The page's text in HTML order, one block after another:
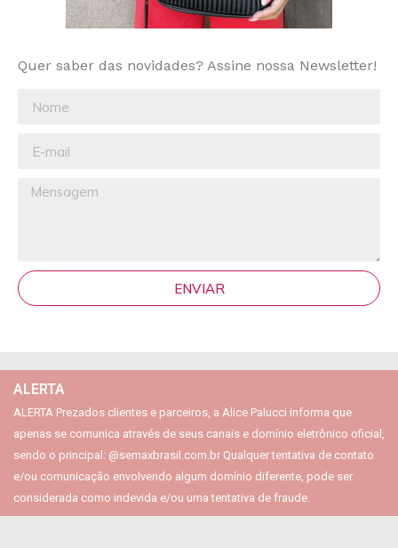
Quer saber das novidades? Assine nossa Newsletter!
ENVIAR
ALERTA
ALERTA Prezados clientes e parceiros, a Alice Palucci informa que
apenas se comunica através de seus canais e domínio eletrônico oficial,
sendo o principal: @semaxbrasil.com.br Qualquer tentativa de contato
e/ou comunicação envolvendo algum domínio diferente, pode ser
considerada como indevida e/ou uma tentativa de fraude.